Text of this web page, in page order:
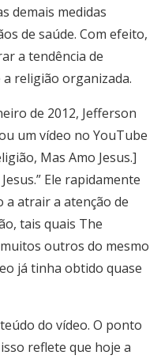
demais medidas
de saúde. Com efeito,
a tendência de
religião organizada.
de 2012, Jefferson
um vídeo no YouTube
Mas Amo Jesus.]
Ele rapidamente
atrair a atenção de
tais quais The
outros do mesmo
já tinha obtido quase
do vídeo. O ponto
reflete que hoje a